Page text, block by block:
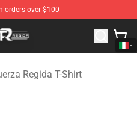
orders over $100
Fuerza Regida
Regida T-Shirt